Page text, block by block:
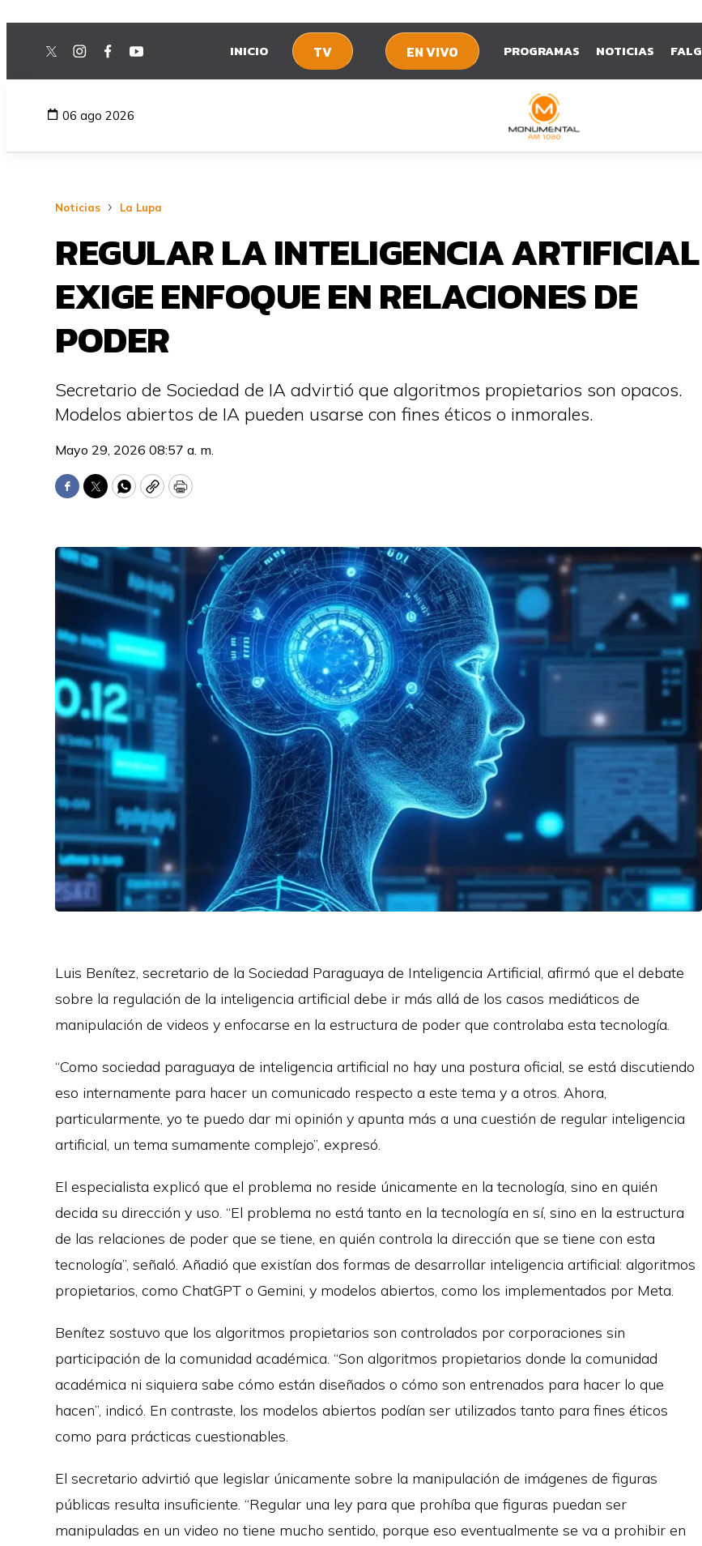
twitterinstagram
facebookyoutube INICIO TV EN VIVO PROGRAMAS NOTICIAS FALG
06 ago 2026
Noticias La Lupa
REGULAR LA INTELIGENCIA ARTIFICIAL
EXIGE ENFOQUE EN RELACIONES DE
PODER
Secretario de Sociedad de IA advirtió que algoritmos propietarios son opacos.
Modelos abiertos de IA pueden usarse con fines éticos o inmorales.
Mayo 29, 2026 08:57 a. m.
Facebook
TwitterWhatsApp
CopyPrint
Luis Benítez, secretario de la Sociedad Paraguaya de Inteligencia Artificial, afirmó que el debate
sobre la regulación de la inteligencia artificial debe ir más allá de los casos mediáticos de
manipulación de videos y enfocarse en la estructura de poder que controlaba esta tecnología.
“Como sociedad paraguaya de inteligencia artificial no hay una postura oficial, se está discutiendo
eso internamente para hacer un comunicado respecto a este tema y a otros. Ahora,
particularmente, yo te puedo dar mi opinión y apunta más a una cuestión de regular inteligencia
artificial, un tema sumamente complejo”, expresó.
El especialista explicó que el problema no reside únicamente en la tecnología, sino en quién
decida su dirección y uso. “El problema no está tanto en la tecnología en sí, sino en la estructura
de las relaciones de poder que se tiene, en quién controla la dirección que se tiene con esta
tecnología”, señaló. Añadió que existían dos formas de desarrollar inteligencia artificial: algoritmos
propietarios, como ChatGPT o Gemini, y modelos abiertos, como los implementados por Meta.
Benítez sostuvo que los algoritmos propietarios son controlados por corporaciones sin
participación de la comunidad académica. “Son algoritmos propietarios donde la comunidad
académica ni siquiera sabe cómo están diseñados o cómo son entrenados para hacer lo que
hacen”, indicó. En contraste, los modelos abiertos podían ser utilizados tanto para fines éticos
como para prácticas cuestionables.
El secretario advirtió que legislar únicamente sobre la manipulación de imágenes de figuras
públicas resulta insuficiente. “Regular una ley para que prohíba que figuras puedan ser
manipuladas en un video no tiene mucho sentido, porque eso eventualmente se va a prohibir en